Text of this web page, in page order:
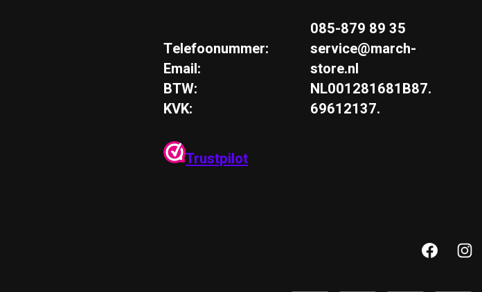
Telefoonummer:
Email:
BTW:
KVK:
085-879 89 35
service@march-
store.nl
NL001281681B87.
69612137.
Trustpilot